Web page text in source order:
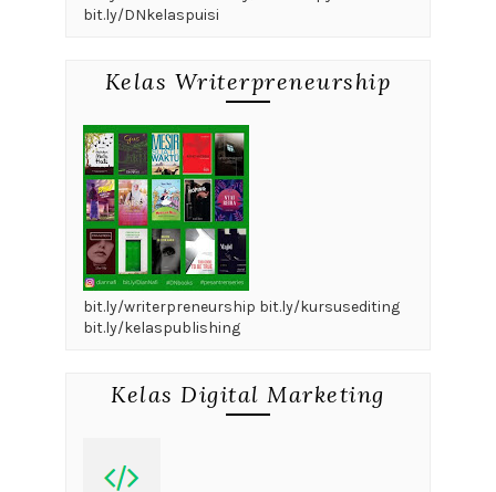
bit.ly/DNkelaspuisi
Kelas Writerpreneurship
bit.ly/writerpreneurship bit.ly/kursusediting
bit.ly/kelaspublishing
Kelas Digital Marketing